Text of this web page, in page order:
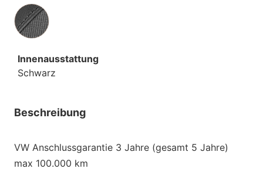
Innenausstattung
Innenausstattung
Schwarz
Beschreibung
VW Anschlussgarantie 3 Jahre (gesamt 5 Jahre)
max 100.000 km